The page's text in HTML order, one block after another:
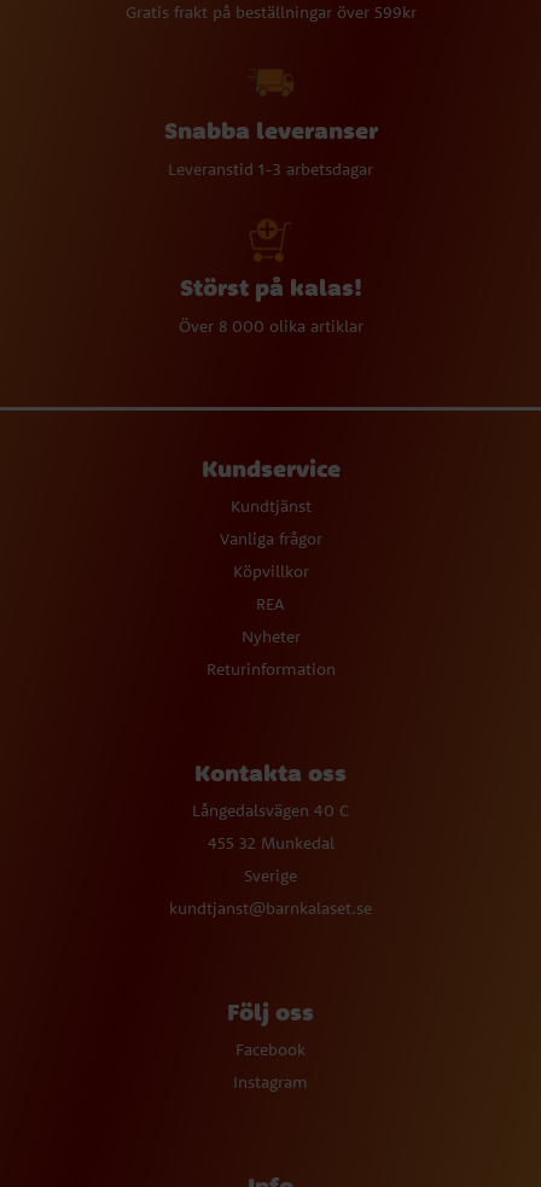
Gratis frakt på beställningar över 599kr
Snabba leveranser
Leveranstid 1-3 arbetsdagar
Störst på kalas!
Över 8 000 olika artiklar
Kundservice
Kundtjänst
Vanliga frågor
Köpvillkor
REA
Nyheter
Returinformation
Kontakta oss
Långedalsvägen 40 C
455 32 Munkedal
Sverige
kundtjanst@barnkalaset.se
Följ oss
Facebook
Instagram